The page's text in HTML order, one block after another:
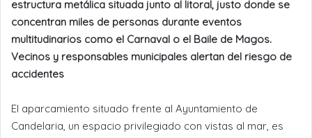
estructura metálica situada junto al litoral, justo donde se
concentran miles de personas durante eventos
multitudinarios como el Carnaval o el Baile de Magos.
Vecinos y responsables municipales alertan del riesgo de
accidentes
El aparcamiento situado frente al Ayuntamiento de
Candelaria, un espacio privilegiado con vistas al mar, es